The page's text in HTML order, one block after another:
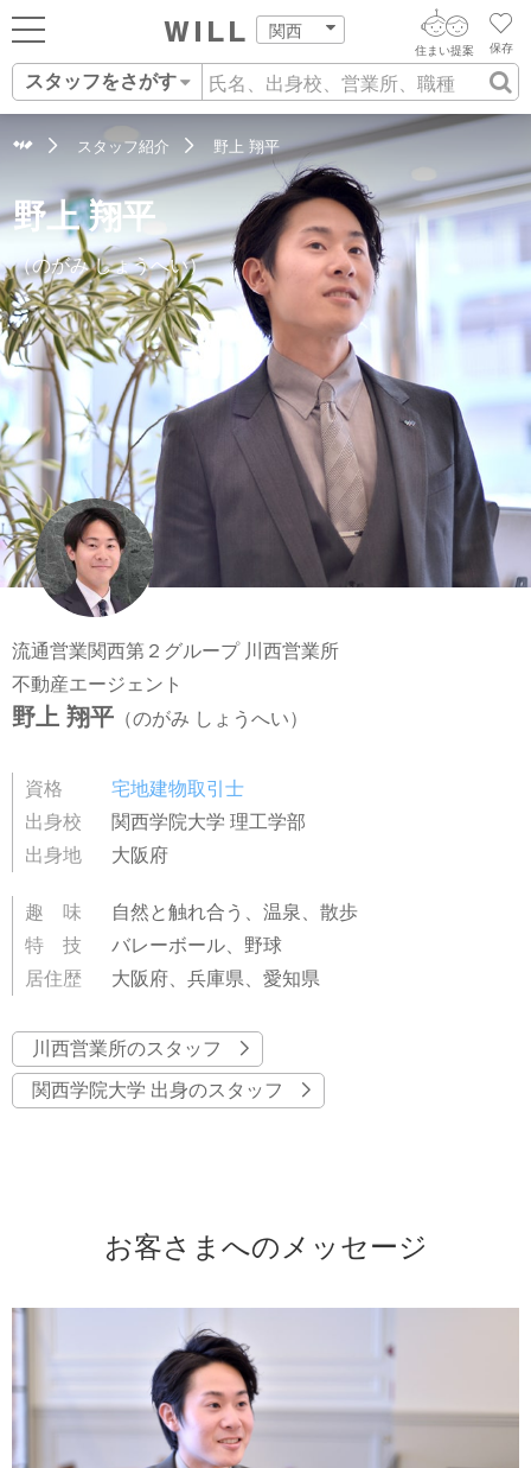
関西
ログイン
新規会員登録
住まいをさがす
住まいを売る
住まいをつくる
町を知る
店舗案内
スタッフ紹介
会社案内
保存
住まい提案
スタッフをさがす
住まいをさがす
自宅の相場をみる
住まい事例をさが
す
街・施設をさがす
営業所をさがす
スタッフをさがす
AIウィルくんの提案
AI住まい提案を受ける
AI査定・チャット相談する
不動産エージェントの提案
価格査定を依頼する
相場データを依頼する
スタッフ紹介 野上 翔平
野上 翔平
（のがみ しょうへい）
流通営業関西第２グループ 川西営業所
不動産エージェント
野上 翔平 （のがみ しょうへい）
資格
宅地建物取引士
出身校
関西学院大学 理工学部
出身地
大阪府
趣 味
自然と触れ合う、温泉、散歩
特 技
バレーボール、野球
居住歴
大阪府、兵庫県、愛知県
川西営業所のスタッフ
関西学院大学 出身のスタッフ
お客さまへのメッセージ